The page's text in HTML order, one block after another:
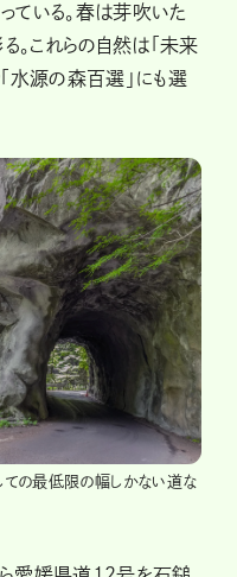
ている。春は芽吹いた
これらの自然は「未来
水源の森百選」にも選
ての最低限の幅しかない道な